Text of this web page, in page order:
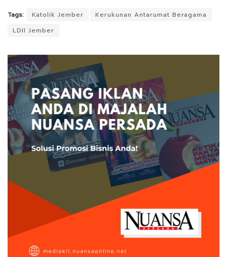
Tags: Katolik Jember
Kerukunan Antarumat Beragama
LDII Jember